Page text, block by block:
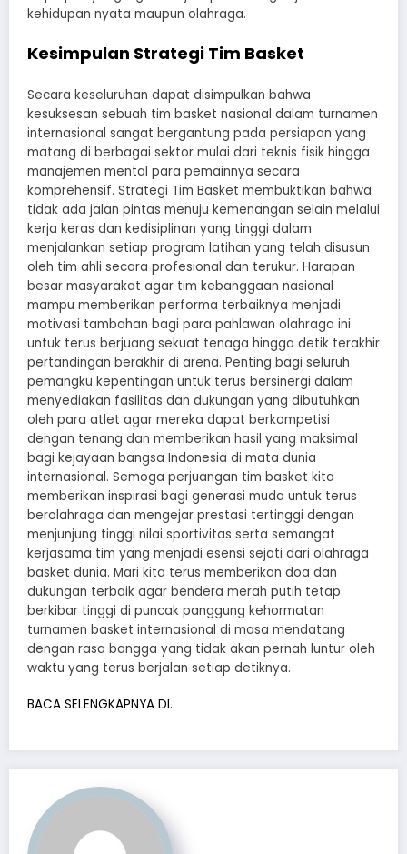
kehidupan nyata maupun olahraga.
Kesimpulan Strategi Tim Basket
Secara keseluruhan dapat disimpulkan bahwa
kesuksesan sebuah tim basket nasional dalam turnamen
internasional sangat bergantung pada persiapan yang
matang di berbagai sektor mulai dari teknis fisik hingga
manajemen mental para pemainnya secara
komprehensif. Strategi Tim Basket membuktikan bahwa
tidak ada jalan pintas menuju kemenangan selain melalui
kerja keras dan kedisiplinan yang tinggi dalam
menjalankan setiap program latihan yang telah disusun
oleh tim ahli secara profesional dan terukur. Harapan
besar masyarakat agar tim kebanggaan nasional
mampu memberikan performa terbaiknya menjadi
motivasi tambahan bagi para pahlawan olahraga ini
untuk terus berjuang sekuat tenaga hingga detik terakhir
pertandingan berakhir di arena. Penting bagi seluruh
pemangku kepentingan untuk terus bersinergi dalam
menyediakan fasilitas dan dukungan yang dibutuhkan
oleh para atlet agar mereka dapat berkompetisi
dengan tenang dan memberikan hasil yang maksimal
bagi kejayaan bangsa Indonesia di mata dunia
internasional. Semoga perjuangan tim basket kita
memberikan inspirasi bagi generasi muda untuk terus
berolahraga dan mengejar prestasi tertinggi dengan
menjunjung tinggi nilai sportivitas serta semangat
kerjasama tim yang menjadi esensi sejati dari olahraga
basket dunia. Mari kita terus memberikan doa dan
dukungan terbaik agar bendera merah putih tetap
berkibar tinggi di puncak panggung kehormatan
turnamen basket internasional di masa mendatang
dengan rasa bangga yang tidak akan pernah luntur oleh
waktu yang terus berjalan setiap detiknya.
BACA SELENGKAPNYA DI..